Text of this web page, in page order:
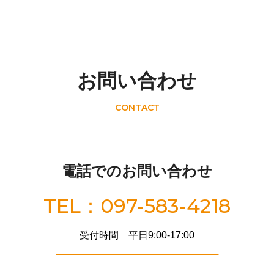
お問い合わせ
CONTACT
電話でのお問い合わせ
TEL：097-583-4218
受付時間 平日9:00-17:00